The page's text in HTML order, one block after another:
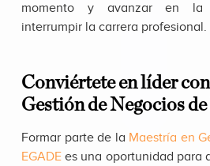
momento y avanzar en la
interrumpir la carrera profesional.
Conviértete en líder
Gestión de Negocios
Formar parte de la Maestría en
EGADE es una oportunidad para